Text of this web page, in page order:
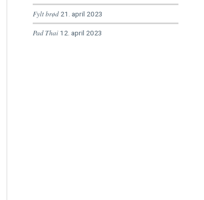
Fylt brød 21. april 2023
Pad Thai 12. april 2023